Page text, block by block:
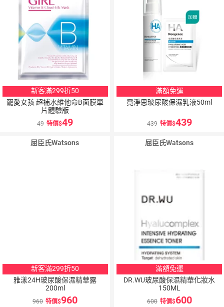
新客滿299折50
寵愛女孩 超補水維他命B面膜單
片體驗版
49 特價 49
滿額免運
霓淨思玻尿酸保濕乳液50ml
439 特價 439
屈臣氏Watsons
新客滿299折50
雅漾24H玻尿酸保濕精華露
200ml
960 特價 960
屈臣氏Watsons
滿額免運
DR.WU玻尿酸保濕精華化妝水
150ML
600 特價 600